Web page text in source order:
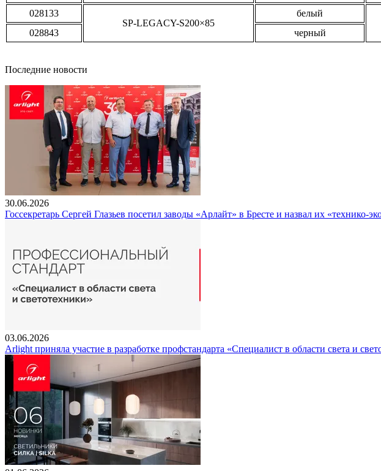
028133
SP-LEGACY-S200×85
белый
028843
черный
Последние новости
30.06.2026
Госсекретарь Сергей Глазьев посетил заводы «Арлайт» в Бресте и назвал их «технико-
03.06.2026
Arlight приняла участие в разработке профстандарта «Специалист в области света и